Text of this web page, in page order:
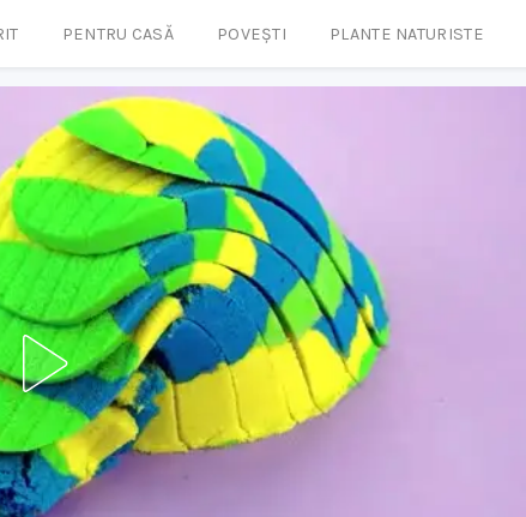
PENTRU CASĂ POVEȘTI PLANTE NATURISTE